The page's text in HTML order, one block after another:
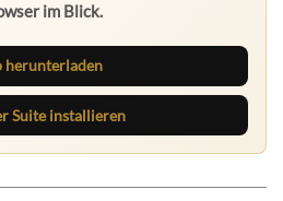
im Blick.
herunterladen
Suite installieren